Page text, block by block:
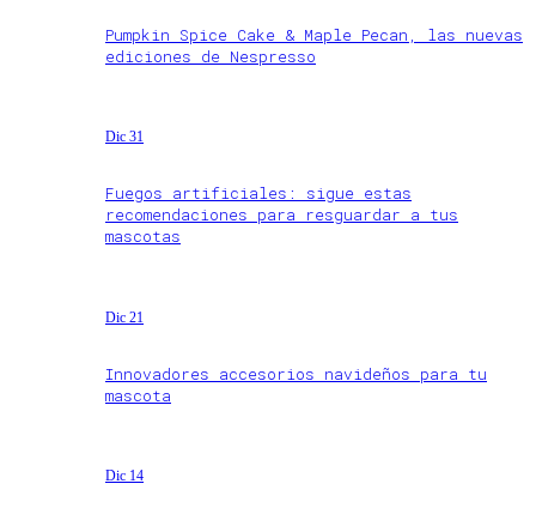
Pumpkin Spice Cake & Maple Pecan, las nuevas
ediciones de Nespresso
Dic 31
Fuegos artificiales: sigue estas
recomendaciones para resguardar a tus
mascotas
Dic 21
Innovadores accesorios navideños para tu
mascota
Dic 14